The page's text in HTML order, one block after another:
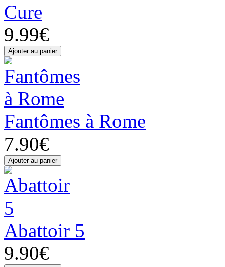
Cure
9.99€
Fantômes à Rome
7.90€
Abattoir 5
9.90€